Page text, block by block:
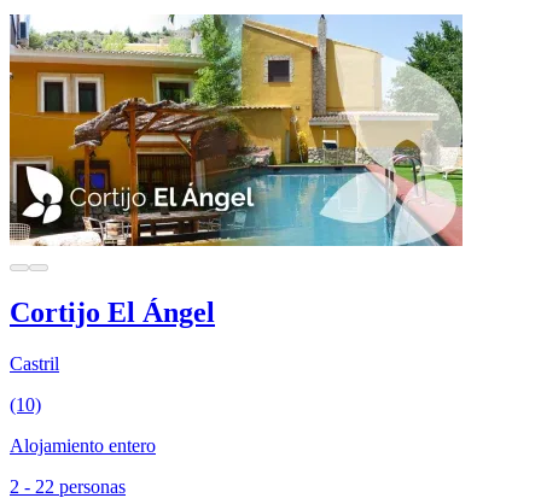
Cortijo El Ángel
Castril
(10)
Alojamiento entero
2 - 22 personas